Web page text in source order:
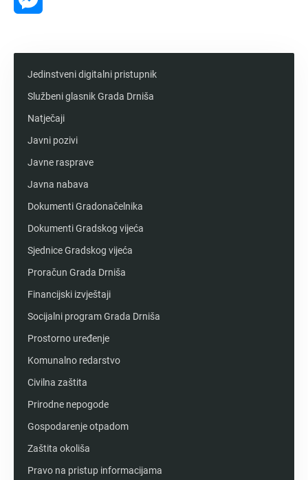
Jedinstveni digitalni pristupnik
Službeni glasnik Grada Drniša
Natječaji
Javni pozivi
Javne rasprave
Javna nabava
Dokumenti Gradonačelnika
Dokumenti Gradskog vijeća
Sjednice Gradskog vijeća
Proračun Grada Drniša
Financijski izvještaji
Socijalni program Grada Drniša
Prostorno uređenje
Komunalno redarstvo
Civilna zaštita
Prirodne nepogode
Gospodarenje otpadom
Zaštita okoliša
Pravo na pristup informacijama